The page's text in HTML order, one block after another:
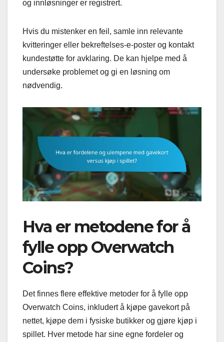
og innløsninger er registrert.
Hvis du mistenker en feil, samle inn relevante
kvitteringer eller bekreftelses-e-poster og kontakt
kundestøtte for avklaring. De kan hjelpe med å
undersøke problemet og gi en løsning om
nødvendig.
Hva er metodene for å
fylle opp Overwatch
Coins?
Det finnes flere effektive metoder for å fylle opp
Overwatch Coins, inkludert å kjøpe gavekort på
nettet, kjøpe dem i fysiske butikker og gjøre kjøp i
spillet. Hver metode har sine egne fordeler og